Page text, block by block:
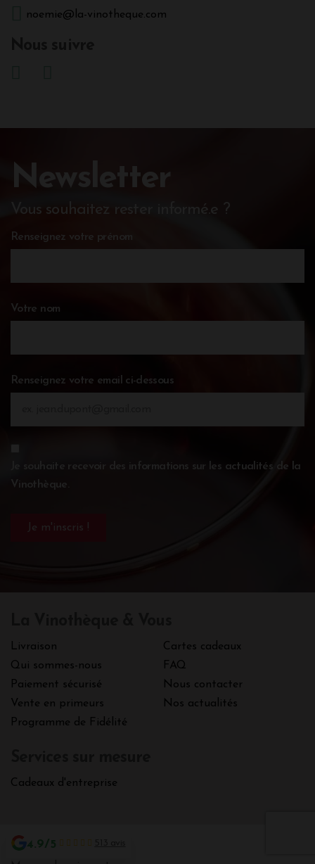
noemie@la-vinotheque.com
Newsletter
Vous souhaitez rester informé.e ?
Renseignez votre prénom
Votre nom
Renseignez votre email ci-dessous
Je souhaite recevoir des informations sur les actualités de la
Vinothèque.
Livraison
Qui sommes-nous
Paiement sécurisé
Vente en primeurs
Programme de Fidélité
Cartes cadeaux
FAQ
Nous contacter
Nos actualités
Cadeaux d'entreprise
4.9/5